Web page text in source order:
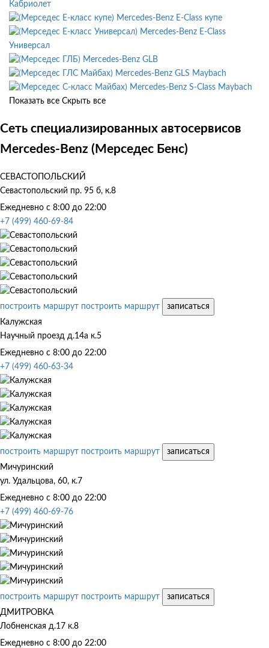
Кабриолет
Mercedes-Benz E-Class купе
Mercedes-Benz E-Class
Универсал
Mercedes-Benz GLB
Mercedes-Benz GLS Maybach
Mercedes-Benz S-Class Maybach
Показать все Скрыть все
Сеть специализированных автосервисов
Mercedes-Benz (Мерседес Бенс)
СЕВАСТОПОЛЬСКИЙ
Севастопольский пр. 95 б, к.8
Ежедневно с 8:00 до 22:00
+7 (499) 460-69-84
построить маршрут построить маршрут
записаться
Калужская
Научный проезд д.14а к.5
Ежедневно с 8:00 до 22:00
+7 (499) 460-63-34
построить маршрут построить маршрут
записаться
Мичуринский
ул. Удальцова, 60, к.7
Ежедневно с 8:00 до 22:00
+7 (499) 460-69-76
построить маршрут построить маршрут
записаться
ДМИТРОВКА
Лобненская д.17 к.8
Ежедневно с 8:00 до 22:00